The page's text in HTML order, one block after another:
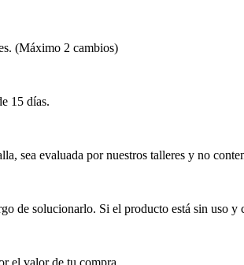
(Máximo 2 cambios)
15 días.
sea evaluada por nuestros talleres y no
de solucionarlo. Si el producto está sin uso